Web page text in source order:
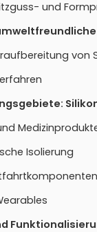
und
von
Isolierung